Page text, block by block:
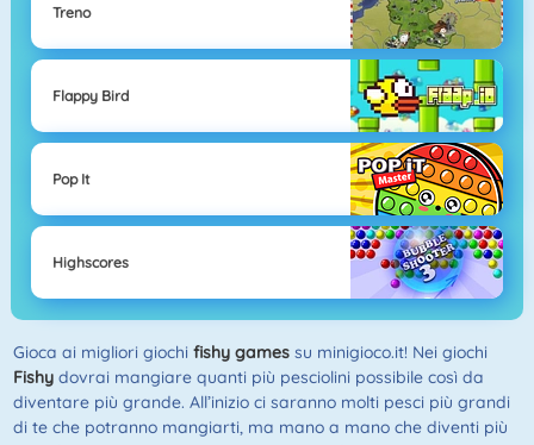
Treno
Flappy Bird
Pop It
Highscores
Gioca ai migliori giochi fishy gamessu minigioco.it! Nei giochi
Fishydovrai mangiare quanti più pesciolini possibile così da
diventare più grande. All’inizio ci saranno molti pesci più grandi
di te che potranno mangiarti, ma mano a mano che diventi più